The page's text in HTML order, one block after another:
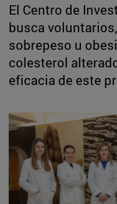
El Centro de
busca
sobrepeso u
colesterol
eficacia de este